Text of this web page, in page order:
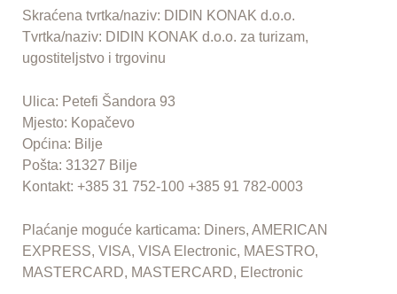
Skraćena tvrtka/naziv: DIDIN KONAK d.o.o.
Tvrtka/naziv: DIDIN KONAK d.o.o. za turizam,
ugostiteljstvo i trgovinu
Ulica: Petefi Šandora 93
Mjesto: Kopačevo
Općina: Bilje
Pošta: 31327 Bilje
Kontakt: +385 31 752-100 +385 91 782-0003
Plaćanje moguće karticama: Diners, AMERICAN
EXPRESS, VISA, VISA Electronic, MAESTRO,
MASTERCARD, MASTERCARD, Electronic